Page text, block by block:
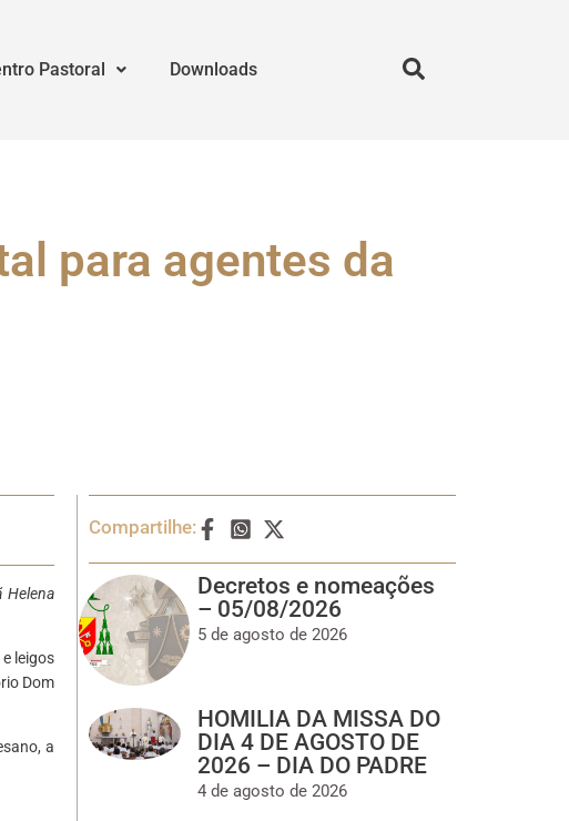
Pastoral Downloads
para agentes da
Helena
leigos
Dom
a
Compartilhe:
Decretos e nomeações
– 05/08/2026
5 de agosto de 2026
HOMILIA DA MISSA DO
DIA 4 DE AGOSTO DE
2026 – DIA DO PADRE
4 de agosto de 2026